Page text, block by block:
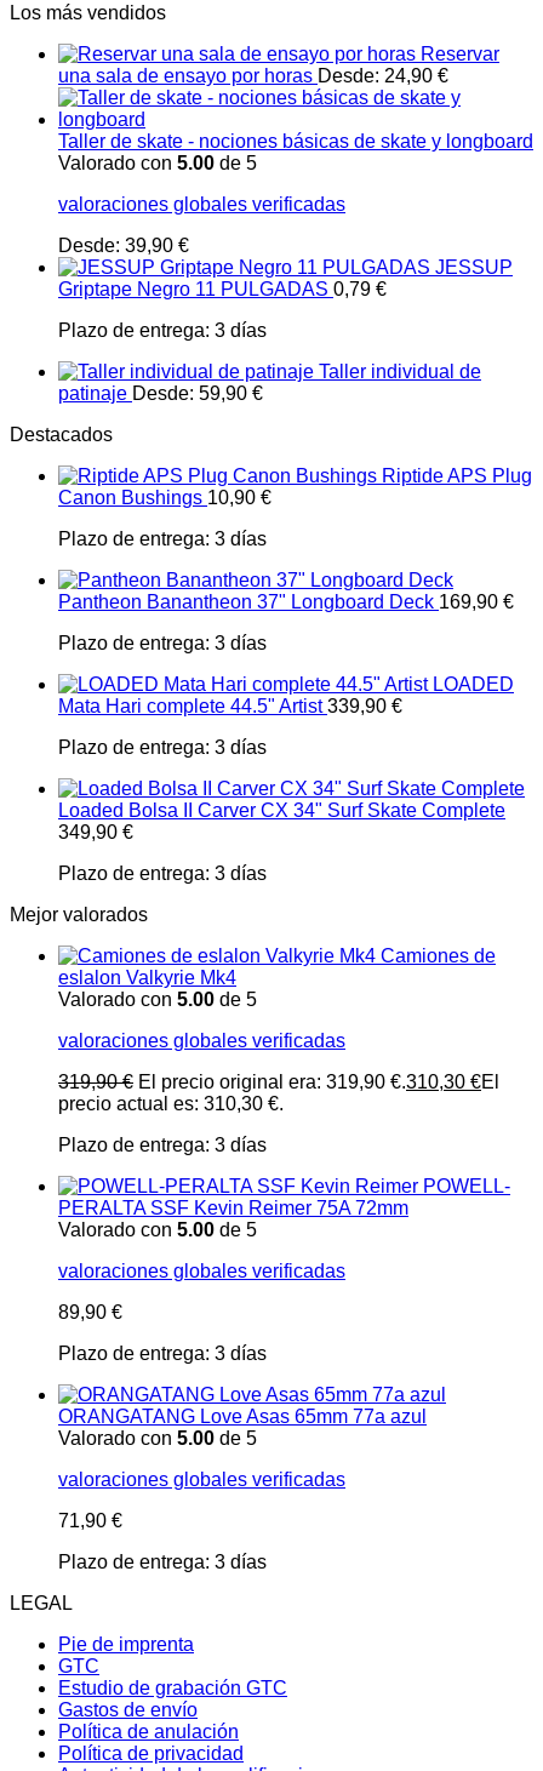
Los más vendidos
Reservar
una sala de ensayo por horas Desde: 24,90 €
Taller de skate - nociones básicas de skate y longboard
Valorado con 5.00 de 5
valoraciones globales verificadas
Desde: 39,90 €
JESSUP
Griptape Negro 11 PULGADAS 0,79 €
Plazo de entrega: 3 días
Taller individual de
patinaje Desde: 59,90 €
Destacados
Riptide APS Plug
Canon Bushings 10,90 €
Plazo de entrega: 3 días
Pantheon Banantheon 37" Longboard Deck 169,90 €
Plazo de entrega: 3 días
LOADED
Mata Hari complete 44.5" Artist 339,90 €
Plazo de entrega: 3 días
Loaded Bolsa II Carver CX 34" Surf Skate Complete
349,90 €
Plazo de entrega: 3 días
Mejor valorados
Camiones de
eslalon Valkyrie Mk4
Valorado con 5.00 de 5
valoraciones globales verificadas
319,90€ El precio original era: 319,90 €.310,30 €El
precio actual es: 310,30 €.
Plazo de entrega: 3 días
POWELL-
PERALTA SSF Kevin Reimer 75A 72mm
Valorado con 5.00 de 5
valoraciones globales verificadas
89,90 €
Plazo de entrega: 3 días
ORANGATANG Love Asas 65mm 77a azul
Valorado con 5.00 de 5
valoraciones globales verificadas
71,90 €
Plazo de entrega: 3 días
LEGAL
Pie de imprenta
GTC
Estudio de grabación GTC
Gastos de envío
Política de anulación
Política de privacidad